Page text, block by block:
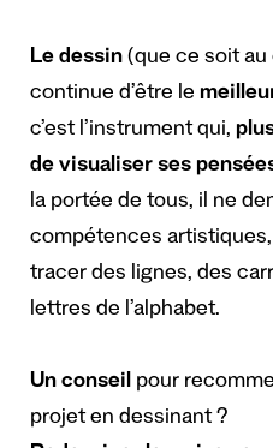
Le dessin (que ce soit au
continue d’être le
c’est l’instrument qui,
de visualiser ses
la portée de tous, il ne
compétences
tracer des lignes, des
lettres de l’alphabet.
Un conseil pour
projet en dessinant ?